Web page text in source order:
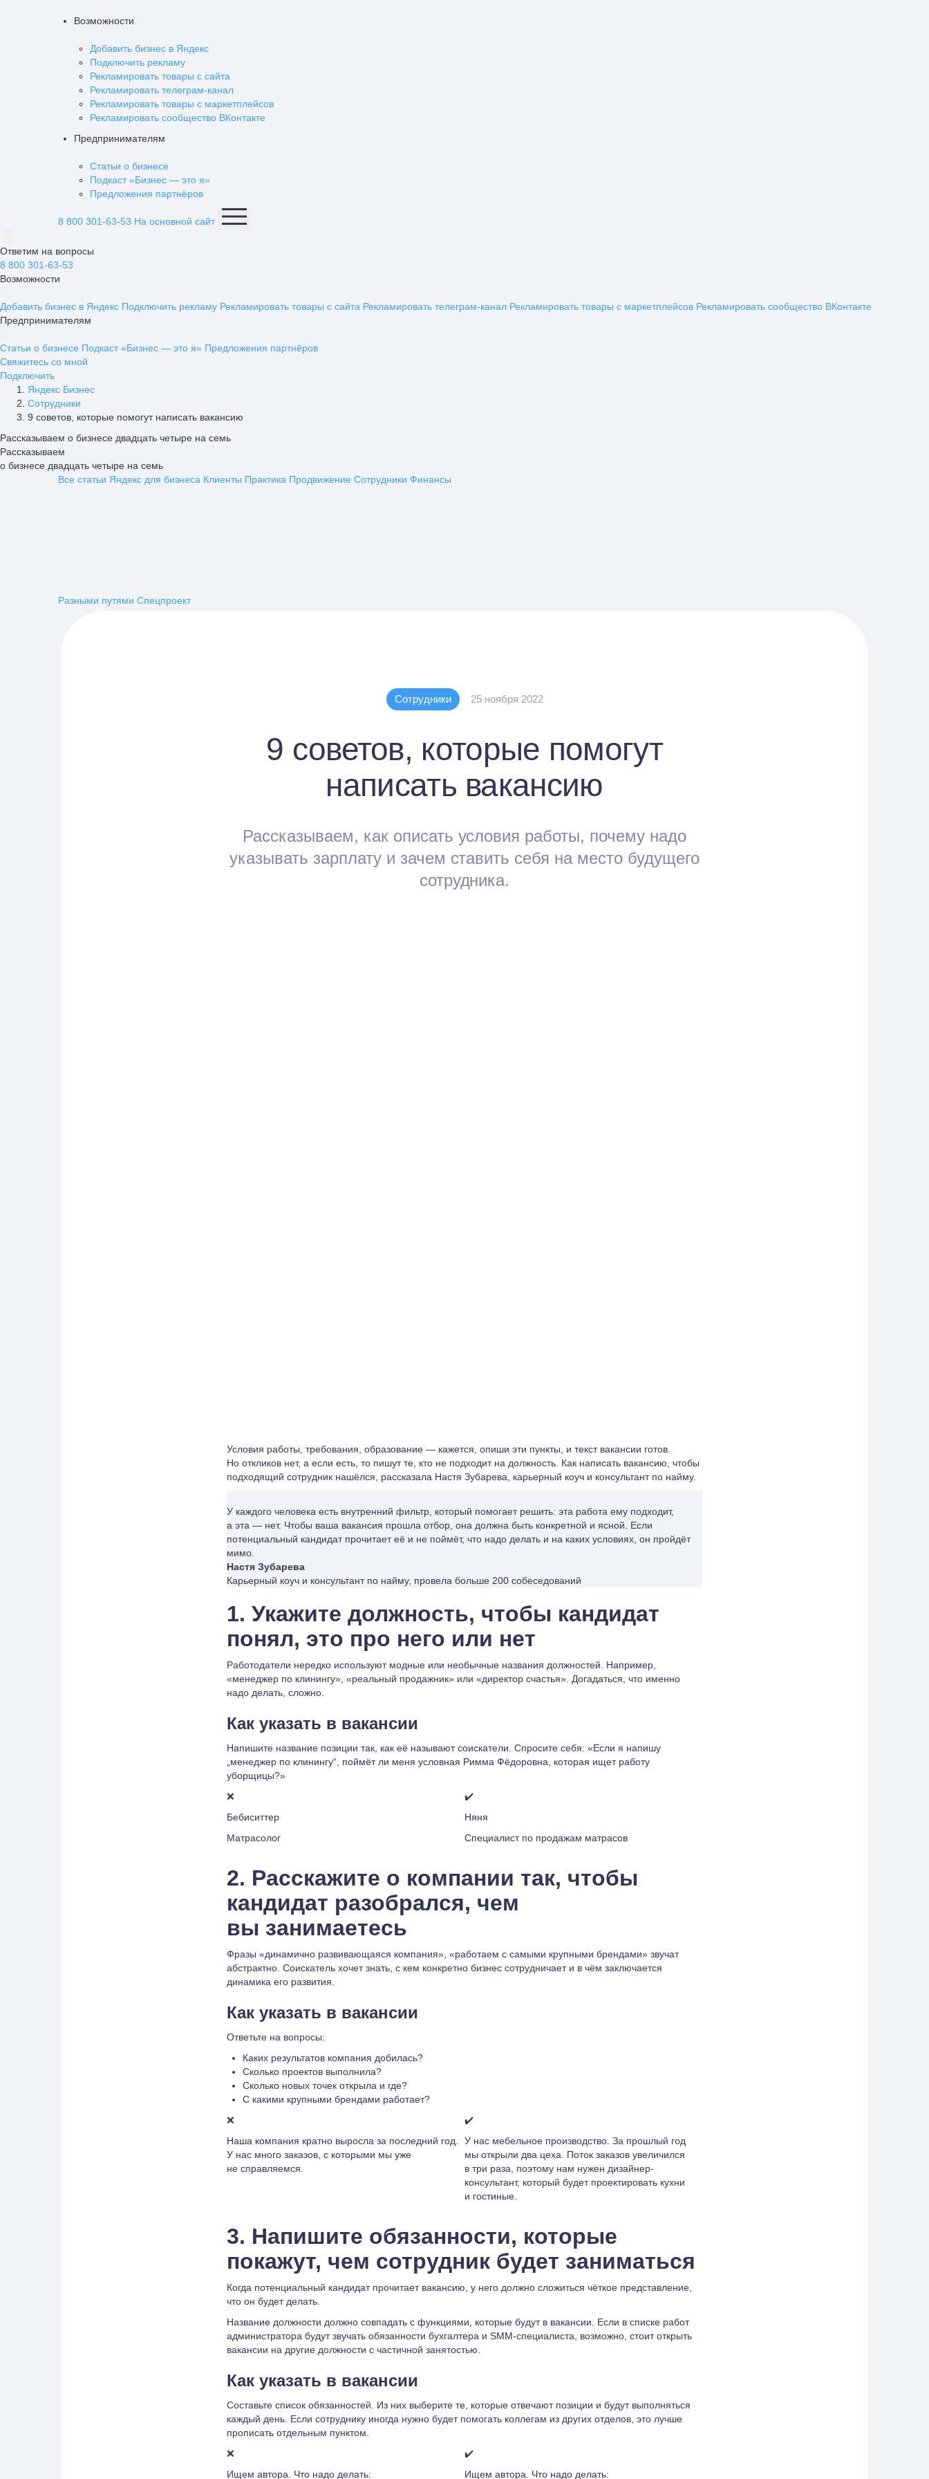
Возможности
Добавить бизнес в Яндекс
Подключить рекламу
Рекламировать товары с сайта
Рекламировать телеграм-канал
Рекламировать товары с маркетплейсов
Рекламировать сообщество ВКонтакте
Предпринимателям
Статьи о бизнесе
Подкаст «Бизнес — это я»
Предложения партнёров
8 800 301-63-53 На основной сайт
Ответим на вопросы
8 800 301-63-53
Возможности
Добавить бизнес в Яндекс Подключить рекламу Рекламировать товары с сайта Рекламировать телеграм-канал Рекламировать товары с маркетплейсов Рекламировать сообщество ВКонтакте
Предпринимателям
Статьи о бизнесе Подкаст «Бизнес — это я» Предложения партнёров
Свяжитесь со мной
Подключить
Яндекс Бизнес
Сотрудники
9 советов, которые помогут написать вакансию
Рассказываем о бизнесе двадцать четыре на семь
Рассказываем
о бизнесе двадцать четыре на семь
Все статьи Яндекс для бизнеса Клиенты Практика Продвижение Сотрудники Финансы
Разными путями Спецпроект
Сотрудники 25 ноября 2022
9 советов, которые помогут
написать вакансию
Рассказываем, как описать условия работы, почему надо
указывать зарплату и зачем ставить себя на место будущего
сотрудника.
Условия работы, требования, образование — кажется, опиши эти пункты, и текст вакансии готов.
Но откликов нет, а если есть, то пишут те, кто не подходит на должность. Как написать вакансию, чтобы
подходящий сотрудник нашёлся, рассказала Настя Зубарева, карьерный коуч и консультант по найму.
У каждого человека есть внутренний фильтр, который помогает решить: эта работа ему подходит,
а эта — нет. Чтобы ваша вакансия прошла отбор, она должна быть конкретной и ясной. Если
потенциальный кандидат прочитает её и не поймёт, что надо делать и на каких условиях, он пройдёт
мимо.
Настя Зубарева
Карьерный коуч и консультант по найму, провела больше 200 собеседований
1. Укажите должность, чтобы кандидат
понял, это про него или нет
Работодатели нередко используют модные или необычные названия должностей. Например,
«менеджер по клинингу», «реальный продажник» или «директор счастья». Догадаться, что именно
надо делать, сложно.
Как указать в вакансии
Напишите название позиции так, как её называют соискатели. Спросите себя: «Если я напишу
„менеджер по клинингу“, поймёт ли меня условная Римма Фёдоровна, которая ищет работу
уборщицы?»
❌
Бебиситтер
Матрасолог
✔️
Няня
Специалист по продажам матрасов
2. Расскажите о компании так, чтобы
кандидат разобрался, чем
вы занимаетесь
Фразы «динамично развивающаяся компания», «работаем с самыми крупными брендами» звучат
абстрактно. Соискатель хочет знать, с кем конкретно бизнес сотрудничает и в чём заключается
динамика его развития.
Как указать в вакансии
Ответьте на вопросы:
Каких результатов компания добилась?
Сколько проектов выполнила?
Сколько новых точек открыла и где?
С какими крупными брендами работает?
❌
Наша компания кратно выросла за последний год.
У нас много заказов, с которыми мы уже
не справляемся.
✔️
У нас мебельное производство. За прошлый год
мы открыли два цеха. Поток заказов увеличился
в три раза, поэтому нам нужен дизайнер-
консультант, который будет проектировать кухни
и гостиные.
3. Напишите обязанности, которые
покажут, чем сотрудник будет заниматься
Когда потенциальный кандидат прочитает вакансию, у него должно сложиться чёткое представление,
что он будет делать.
Название должности должно совпадать с функциями, которые будут в вакансии. Если в списке работ
администратора будут звучать обязанности бухгалтера и SMM-специалиста, возможно, стоит открыть
вакансии на другие должности с частичной занятостью.
Как указать в вакансии
Составьте список обязанностей. Из них выберите те, которые отвечают позиции и будут выполняться
каждый день. Если сотруднику иногда нужно будет помогать коллегам из других отделов, это лучше
прописать отдельным пунктом.
❌
Ищем автора. Что надо делать:
✔️
Ищем автора. Что надо делать: